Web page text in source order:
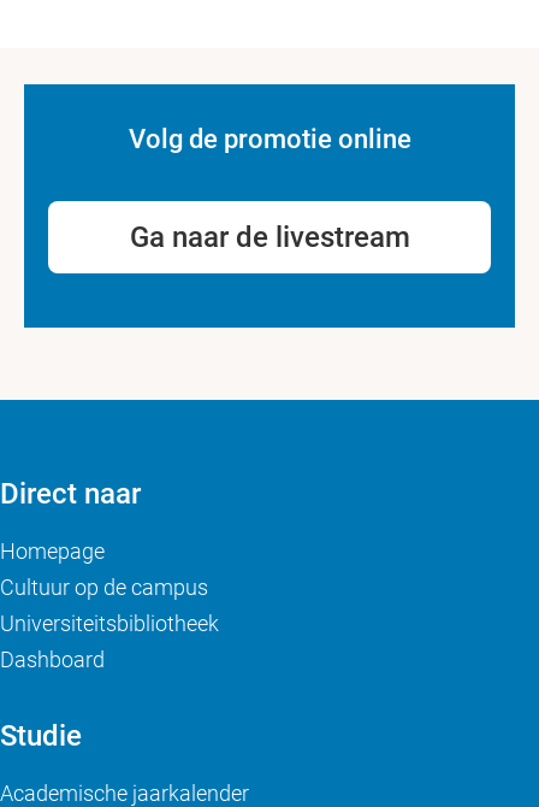
Volg de promotie online
Ga naar de livestream
Direct naar
Homepage
Cultuur op de campus
Universiteitsbibliotheek
Dashboard
Studie
Academische jaarkalender